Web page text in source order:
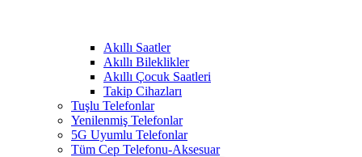
Akıllı Saatler
Akıllı Bileklikler
Akıllı Çocuk Saatleri
Takip Cihazları
Tuşlu Telefonlar
Yenilenmiş Telefonlar
5G Uyumlu Telefonlar
Tüm Cep Telefonu-Aksesuar